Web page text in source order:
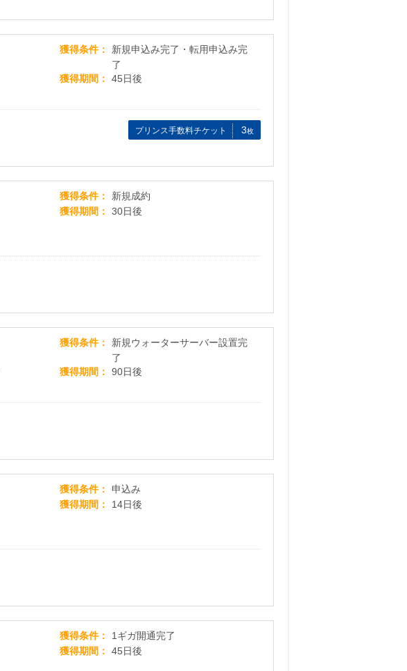
獲得条件
新規申込み完了・転用申込み完
了
獲得期間
45日後
プリンス手数料チケット 3枚
獲得条件
新規成約
獲得期間
30日後
獲得条件
新規ウォーターサーバー設置完
了
獲得期間
90日後
獲得条件
申込み
獲得期間
14日後
獲得条件
1ギガ開通完了
獲得期間
45日後